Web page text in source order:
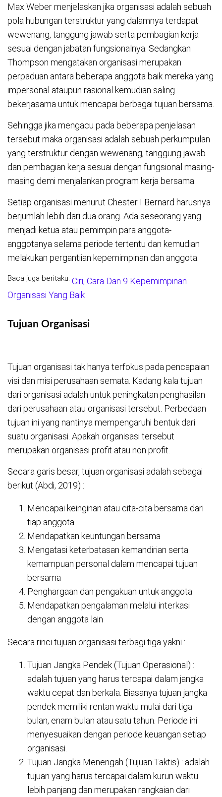
Max Weber menjelaskan jika organisasi adalah sebuah
pola hubungan terstruktur yang dalamnya terdapat
wewenang, tanggung jawab serta pembagian kerja
sesuai dengan jabatan fungsionalnya. Sedangkan
Thompson mengatakan organisasi merupakan
perpaduan antara beberapa anggota baik mereka yang
impersonal ataupun rasional kemudian saling
bekerjasama untuk mencapai berbagai tujuan bersama.
Sehingga jika mengacu pada beberapa penjelasan
tersebut maka organisasi adalah sebuah perkumpulan
yang terstruktur dengan wewenang, tanggung jawab
dan pembagian kerja sesuai dengan fungsional masing-
masing demi menjalankan program kerja bersama.
Setiap organisasi menurut Chester I Bernard harusnya
berjumlah lebih dari dua orang. Ada seseorang yang
menjadi ketua atau pemimpin para anggota-
anggotanya selama periode tertentu dan kemudian
melakukan pergantiian kepemimpinan dan anggota.
Baca juga beritaku: Ciri, Cara Dan 9 Kepemimpinan
Organisasi Yang Baik
Tujuan Organisasi
Tujuan organisasi tak hanya terfokus pada pencapaian
visi dan misi perusahaan semata. Kadang kala tujuan
dari organisasi adalah untuk peningkatan penghasilan
dari perusahaan atau organisasi tersebut. Perbedaan
tujuan ini yang nantinya mempengaruhi bentuk dari
suatu organisasi. Apakah organisasi tersebut
merupakan organisasi profit atau non profit.
Secara garis besar, tujuan organisasi adalah sebagai
berikut (Abdi, 2019) :
Mencapai keinginan atau cita-cita bersama dari
tiap anggota
Mendapatkan keuntungan bersama
Mengatasi keterbatasan kemandirian serta
kemampuan personal dalam mencapai tujuan
bersama
Penghargaan dan pengakuan untuk anggota
Mendapatkan pengalaman melalui interkasi
dengan anggota lain
Secara rinci tujuan organisasi terbagi tiga yakni :
Tujuan Jangka Pendek (Tujuan Operasional) :
adalah tujuan yang harus tercapai dalam jangka
waktu cepat dan berkala. Biasanya tujuan jangka
pendek memiliki rentan waktu mulai dari tiga
bulan, enam bulan atau satu tahun. Periode ini
menyesuaikan dengan periode keuangan setiap
organisasi.
Tujuan Jangka Menengah (Tujuan Taktis) : adalah
tujuan yang harus tercapai dalam kurun waktu
lebih panjang dan merupakan rangkaian dari